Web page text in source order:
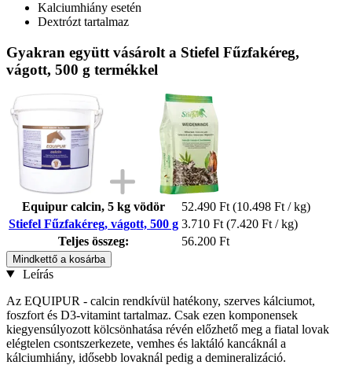
Kalciumhiány esetén
Dextrózt tartalmaz
Gyakran együtt vásárolt a Stiefel Fűzfakéreg,
vágott, 500 g termékkel
Equipur calcin, 5 kg vödör 52.490 Ft (10.498 Ft / kg)
Stiefel Fűzfakéreg, vágott, 500 g 3.710 Ft (7.420 Ft / kg)
Teljes összeg:
56.200 Ft
Mindkettő a kosárba
Leírás
Az EQUIPUR - calcin rendkívül hatékony, szerves kálciumot,
foszfort és D3-vitamint tartalmaz. Csak ezen komponensek
kiegyensúlyozott kölcsönhatása révén előzhető meg a fiatal lovak
elégtelen csontszerkezete, vemhes és laktáló kancáknál a
kálciumhiány, idősebb lovaknál pedig a demineralizáció.